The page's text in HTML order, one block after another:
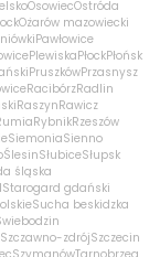
OsowiecOstróda
Ożarów mazowiecki
Pawłowice
PlewiskaPłockPłońsk
PruszkówPrzasnysz
RacibórzRadlin
RaszynRawicz
RybnikRzeszów
SiemoniaSienno
ŚlesinSłubiceSłupsk
śląska
Starogard gdański
Sucha beskidzka
Szczawno-zdrójSzczecin